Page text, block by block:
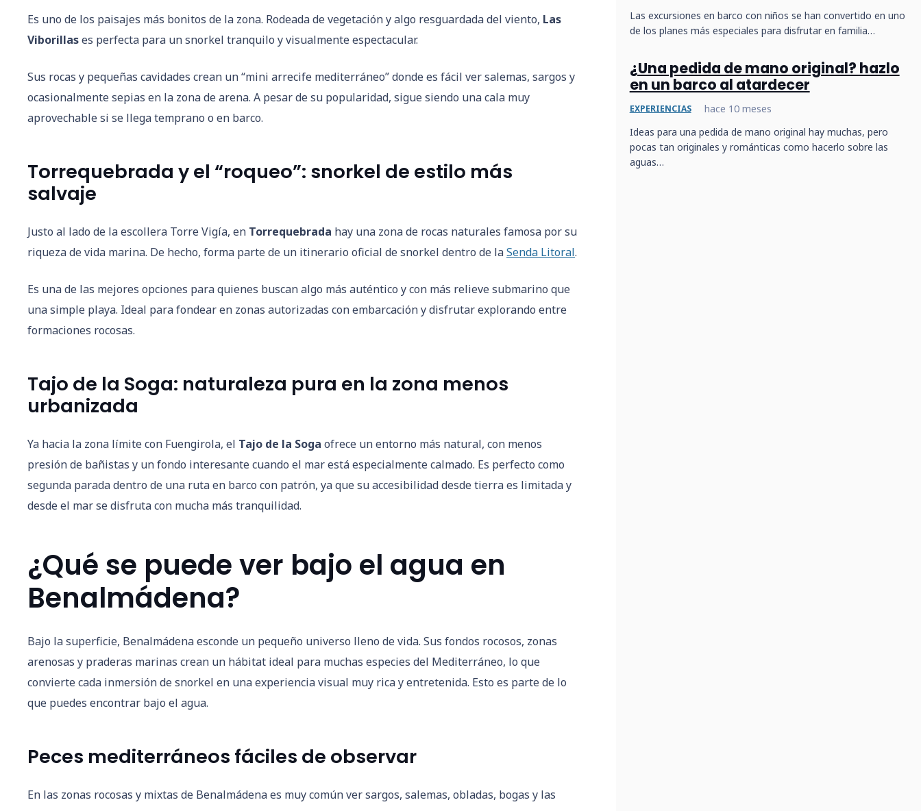
Es uno de los paisajes más bonitos de la zona. Rodeada de vegetación y algo resguardada del viento, Las
Viborillases perfecta para un snorkel tranquilo y visualmente espectacular.
Sus rocas y pequeñas cavidades crean un “mini arrecife mediterráneo” donde es fácil ver salemas, sargos y
ocasionalmente sepias en la zona de arena. A pesar de su popularidad, sigue siendo una cala muy
aprovechable si se llega temprano o en barco.
Torrequebrada y el “roqueo”: snorkel de estilo más
salvaje
Justo al lado de la escollera Torre Vigía, en Torrequebrada hay una zona de rocas naturales famosa por su
riqueza de vida marina. De hecho, forma parte de un itinerario oficial de snorkel dentro de laSenda Litoral.
Es una de las mejores opciones para quienes buscan algo más auténtico y con más relieve submarino que
una simple playa. Ideal para fondear en zonas autorizadas con embarcación y disfrutar explorando entre
formaciones rocosas.
Tajo de la Soga: naturaleza pura en la zona menos
urbanizada
Ya hacia la zona límite con Fuengirola, el Tajo de la Soga ofrece un entorno más natural, con menos
presión de bañistas y un fondo interesante cuando el mar está especialmente calmado. Es perfecto como
segunda parada dentro de una ruta en barco con patrón, ya que su accesibilidad desde tierra es limitada y
desde el mar se disfruta con mucha más tranquilidad.
¿Qué se puede ver bajo el agua en
Benalmádena?
Bajo la superficie, Benalmádena esconde un pequeño universo lleno de vida. Sus fondos rocosos, zonas
arenosas y praderas marinas crean un hábitat ideal para muchas especies del Mediterráneo, lo que
convierte cada inmersión de snorkel en una experiencia visual muy rica y entretenida. Esto es parte de lo
que puedes encontrar bajo el agua.
Peces mediterráneos fáciles de observar
En las zonas rocosas y mixtas de Benalmádena es muy común ver sargos, salemas, obladas, bogas y las
Las excursiones en barco con niños se han convertido en uno
de los planes más especiales para disfrutar en familia…
¿Una pedida de mano original? hazlo
en un barco al atardecer
EXPERIENCIAS
hace 10 meses
Ideas para una pedida de mano original hay muchas, pero
pocas tan originales y románticas como hacerlo sobre las
aguas…